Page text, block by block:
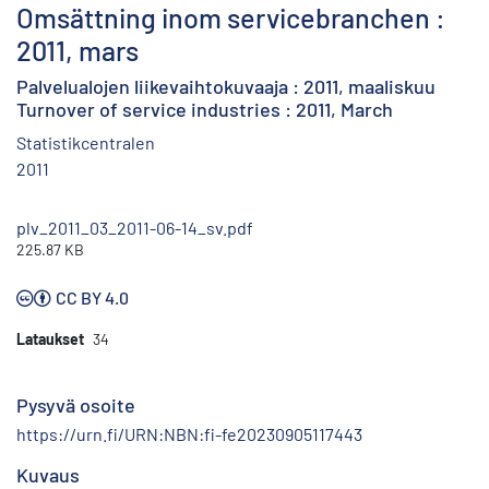
Omsättning inom servicebranchen :
2011, mars
Palvelualojen liikevaihtokuvaaja : 2011, maaliskuu
Turnover of service industries : 2011, March
Statistikcentralen
2011
plv_2011_03_2011-06-14_sv.pdf
225.87 KB
CC BY 4.0
Lataukset 34
Pysyvä osoite
https://urn.fi/URN:NBN:fi-fe20230905117443
Kuvaus